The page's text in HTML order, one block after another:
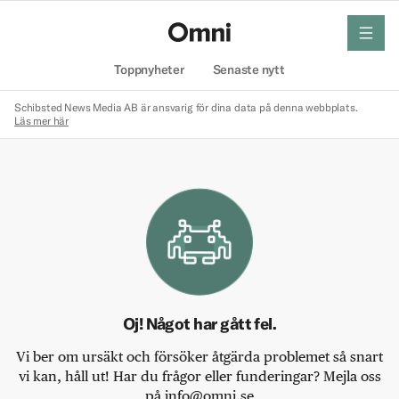
Toppnyheter Senaste nytt
meny
Schibsted News Media AB är ansvarig för dina data på denna webbplats.
Läs mer här
Oj! Något har gått fel.
Vi ber om ursäkt och försöker åtgärda problemet så snart
vi kan, håll ut! Har du frågor eller funderingar? Mejla oss